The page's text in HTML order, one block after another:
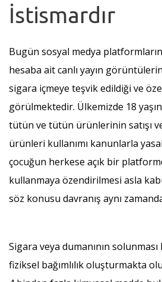
İstismardır
Bugün sosyal medya
hesaba ait canlı yayın
sigara içmeye teşvik edildiği ve
görülmektedir. Ülkemizde 18
tütün ve tütün ürünlerinin satışı
ürünleri kullanımı kanunlarla
çocuğun herkese açık bir
kullanmaya özendirilmesi asla
söz konusu davranış aynı
Sigara veya dumanının
fiziksel bağımlılık oluşturmakta